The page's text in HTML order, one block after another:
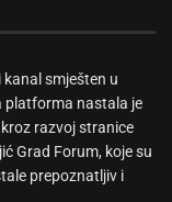
smješten u
platforma nastala je
razvoj stranice
Grad Forum, koje su
prepoznatljiv i